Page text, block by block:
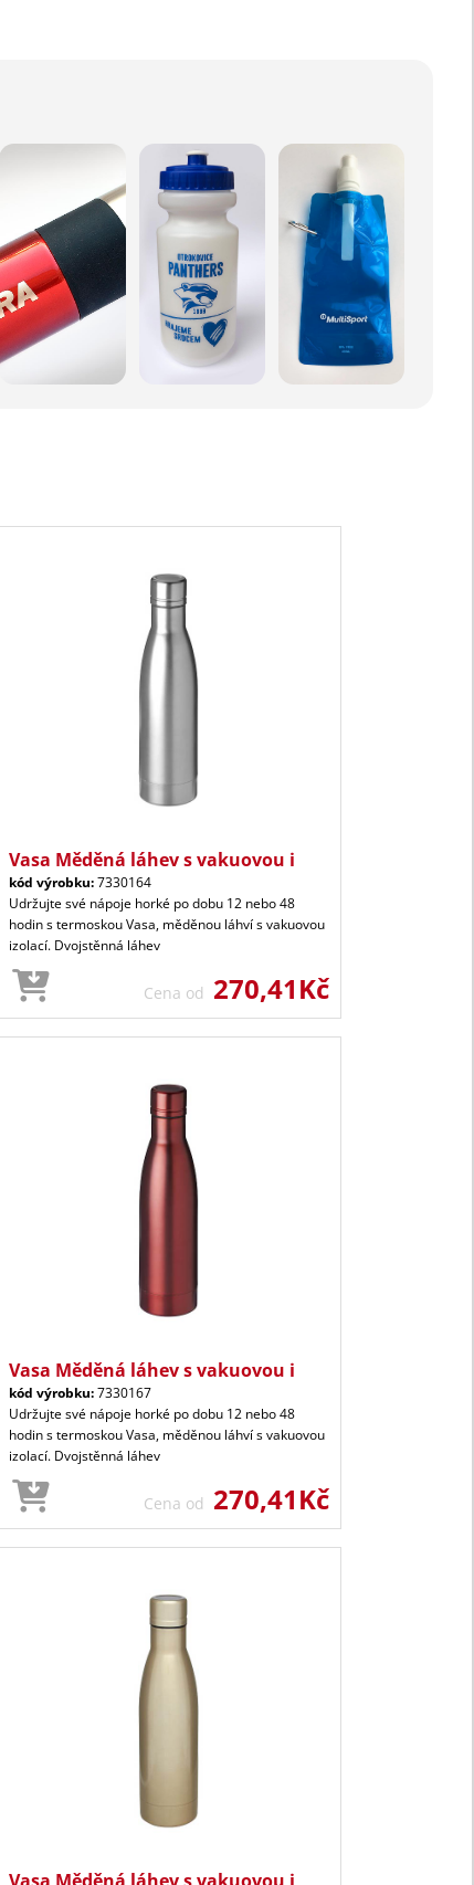
Vasa Měděná láhev s vakuovou i
kód výrobku:7330164
Udržujte své nápoje horké po dobu 12 nebo 48
hodin s termoskou Vasa, měděnou láhví s vakuovou
izolací. Dvojstěnná láhev
Cena od 270,41Kč
Vasa Měděná láhev s vakuovou i
kód výrobku:7330167
Udržujte své nápoje horké po dobu 12 nebo 48
hodin s termoskou Vasa, měděnou láhví s vakuovou
izolací. Dvojstěnná láhev
Cena od 270,41Kč